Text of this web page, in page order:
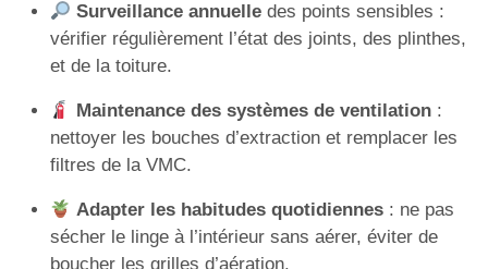
Surveillance annuelledes points sensibles :
vérifier régulièrement l’état des joints, des plinthes,
et de la toiture.
Maintenance des systèmes de ventilation:
nettoyer les bouches d’extraction et remplacer les
filtres de la VMC.
Adapter les habitudes quotidiennes: ne pas
sécher le linge à l’intérieur sans aérer, éviter de
boucher les grilles d’aération.